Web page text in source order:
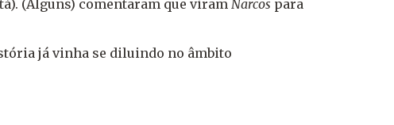
(Alguns) comentaram que viram Narcos para
já vinha se diluindo no âmbito